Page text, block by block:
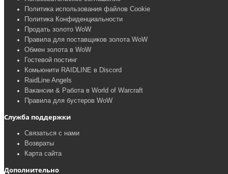
Политика использования файлов Cookie
Политика Конфиденциальности
Продать золото WoW
Правила для поставщиков золота WoW
Обмен золота в WoW
Гостевой постинг
Комьюнити RAIDLINE в Discord
RaidLine Angels
Вакансии & Работа в World of Warcraft
Правила для бустеров WoW
Служба поддержки
Связаться с нами
Возвраты
Карта сайта
Дополнительно